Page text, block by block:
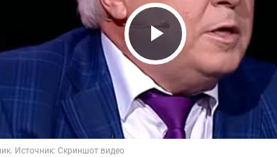
Play Video